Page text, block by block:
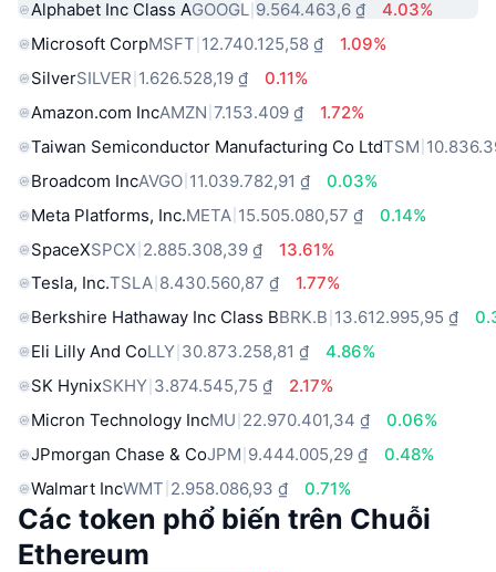
Alphabet Inc Class AGOOGL 9.564.463,6 ₫
4.03%
Microsoft CorpMSFT 12.740.125,58 ₫
1.09%
SilverSILVER 1.626.528,19 ₫
0.11%
Amazon.com IncAMZN 7.153.409 ₫
1.72%
Taiwan Semiconductor Manufacturing Co LtdTSM
Broadcom IncAVGO 11.039.782,91 ₫
0.03%
Meta Platforms, Inc.META 15.505.080,57 ₫
0.14%
SpaceXSPCX 2.885.308,39 ₫
13.61%
Tesla, Inc.TSLA 8.430.560,87 ₫
1.77%
Berkshire Hathaway Inc Class BBRK.B 13.612.995,95 ₫
Eli Lilly And CoLLY 30.873.258,81 ₫
4.86%
SK HynixSKHY 3.874.545,75 ₫
2.17%
Micron Technology IncMU 22.970.401,34 ₫
0.06%
JPmorgan Chase & CoJPM 9.444.005,29 ₫
0.48%
Walmart IncWMT 2.958.086,93 ₫ 0.71%
Các token phổ biến trên Chuỗi
Ethereum